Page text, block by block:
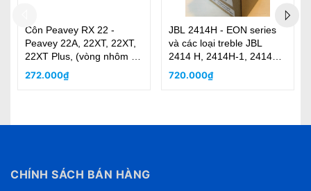
Côn Peavey RX 22 -
Peavey 22A, 22XT, 22XT,
22XT Plus, (vòng nhôm và
coil)
272.000₫
JBL 2414H - EON series
và các loại treble JBL
2414 H, 2414H-1, 2414H-
C (nhập khẩu)
720.000₫
CHÍNH SÁCH BÁN HÀNG